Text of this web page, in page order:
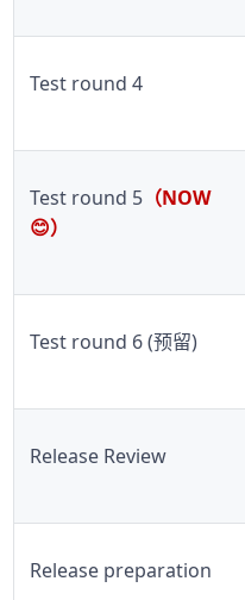
Test round 4
Test round 5（ NOW
😊）
Test round 6 (预留)
Release Review
Release preparation